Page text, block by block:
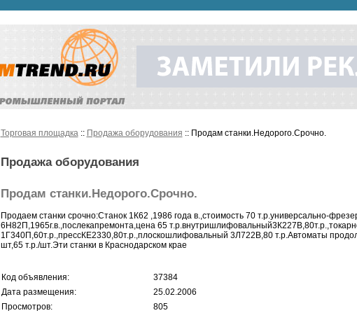
Торговая площадка:: Продажа оборудования :: Продам станки.Недорого.Срочно.
Продажа оборудования
Продам станки.Недорого.Срочно.
Продаем станки срочно:Станок 1К62 ,1986 года в.,стоимость 70 т.р.универсально-
6Н82П,1965г.в.,послекапремонта,цена 65
1Г340П,60т.р.,прессКЕ2330,80т.р.,плоскошлифовальный 3Л722В,80 т.р.Автоматы
шт,65 т.р./шт.Эти станки в Краснодарском крае
Код объявления:
37384
Дата размещения:
25.02.2006
Просмотров:
805